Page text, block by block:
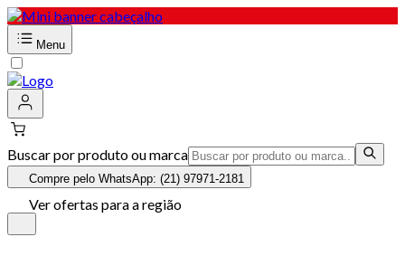
Menu
Buscar por produto ou marca
Compre pelo WhatsApp: (21) 97971-2181
Ver ofertas para a região